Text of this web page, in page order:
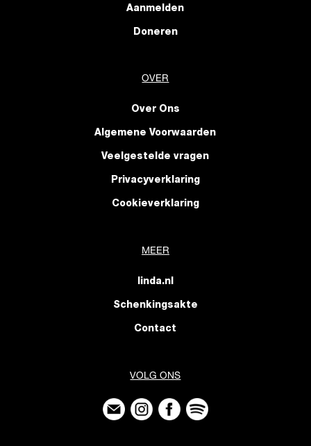
Aanmelden
Doneren
OVER
Over Ons
Algemene Voorwaarden
Veelgestelde vragen
Privacyverklaring
Cookieverklaring
MEER
linda.nl
Schenkingsakte
Contact
VOLG ONS